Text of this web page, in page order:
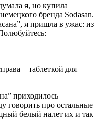
я, но купила
бренда Sodasan.
я пришла в ужас: из
– таблеткой для
приходилось
говорить про остальные
белый налет их и так